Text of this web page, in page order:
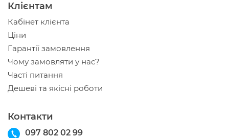
Клієнтам
Кабінет клієнта
Ціни
Гарантії замовлення
Чому замовляти у нас?
Часті питання
Дешеві та якісні роботи
Контакти
097 802 02 99